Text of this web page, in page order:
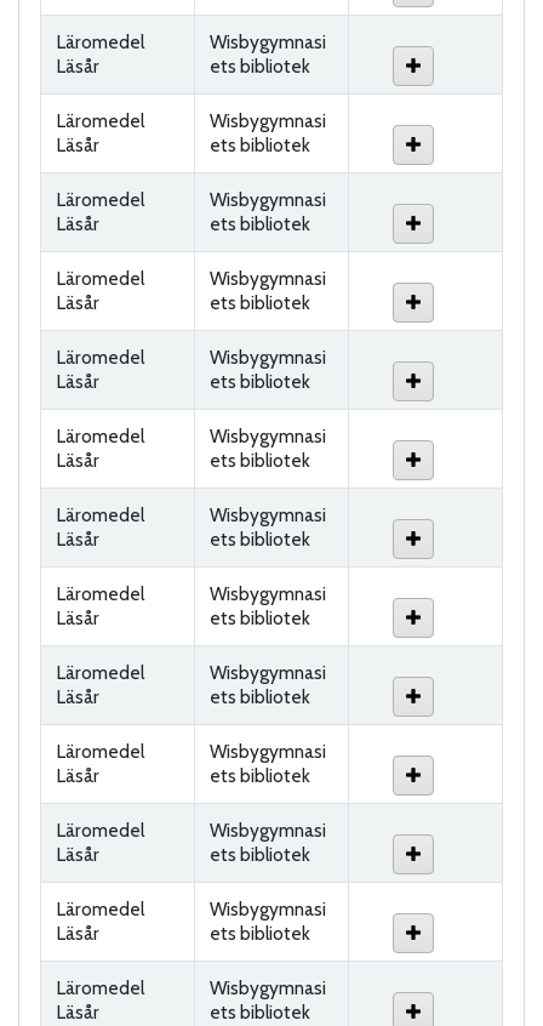
Läromedel
Läsår
Wisbygymnasi
ets bibliotek
Läromedel
Läsår
Wisbygymnasi
ets bibliotek
Läromedel
Läsår
Wisbygymnasi
ets bibliotek
Läromedel
Läsår
Wisbygymnasi
ets bibliotek
Läromedel
Läsår
Wisbygymnasi
ets bibliotek
Läromedel
Läsår
Wisbygymnasi
ets bibliotek
Läromedel
Läsår
Wisbygymnasi
ets bibliotek
Läromedel
Läsår
Wisbygymnasi
ets bibliotek
Läromedel
Läsår
Wisbygymnasi
ets bibliotek
Läromedel
Läsår
Wisbygymnasi
ets bibliotek
Läromedel
Läsår
Wisbygymnasi
ets bibliotek
Läromedel
Läsår
Wisbygymnasi
ets bibliotek
Läromedel
Läsår
Wisbygymnasi
ets bibliotek